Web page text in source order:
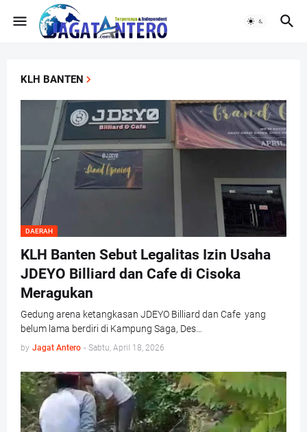
KLH BANTEN
DAERAH
KLH Banten Sebut Legalitas Izin Usaha
JDEYO Billiard dan Cafe di Cisoka
Meragukan
Gedung arena ketangkasan JDEYO Billiard dan Cafe yang
belum lama berdiri di Kampung Saga, Des…
by Jagat Antero - Sabtu, April 18, 2026